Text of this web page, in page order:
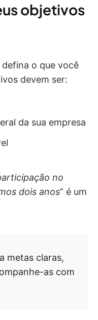
objetivos
defina o que você
devem ser:
da sua empresa
no
dois anos” é um
metas claras,
as com